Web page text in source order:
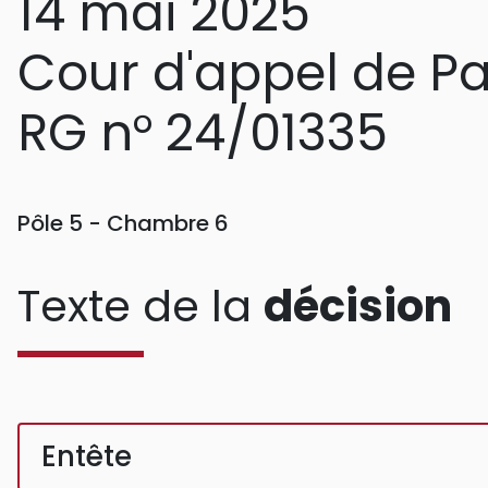
Cour d'appel de
RG n° 24/01335
Pôle 5 - Chambre 6
Texte de la décision
Entête